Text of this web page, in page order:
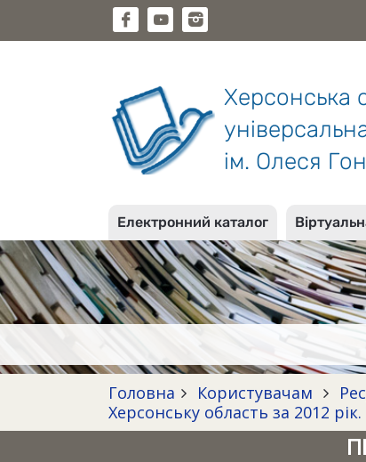
Херсонська
ім. Олеся
Електронний каталог
Головна Користувачам
Херсонську область за 2012